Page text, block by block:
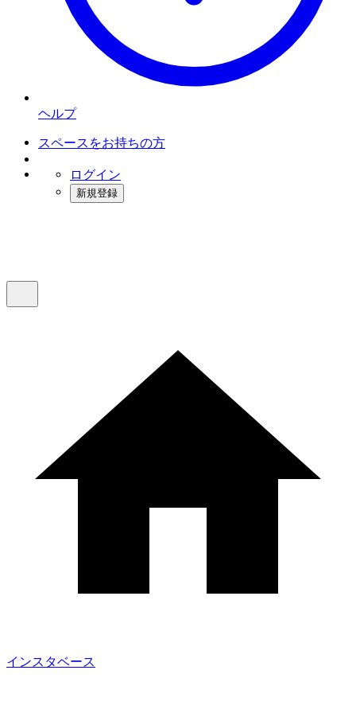
ヘルプ
スペースをお持ちの方
ログイン
新規登録
インスタベース